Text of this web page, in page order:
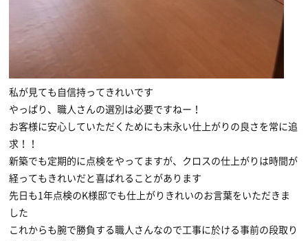
私が見ても自信持ってきれいです
やっぱり、職人さんの選別は必要ですねー！
お客様に安心していただくためにも末永い仕上がりの良さを常に追
求！！
新築でも定期的に点検をやってますが、クロスの仕上がりは時間が
経ってもきれいだと喜ばれることがあります
先日も1年点検のK様邸でも仕上がりきれいのお言葉をいただきま
した
これからも腕で勝負する職人さんなので工事に於ける事前の段取り